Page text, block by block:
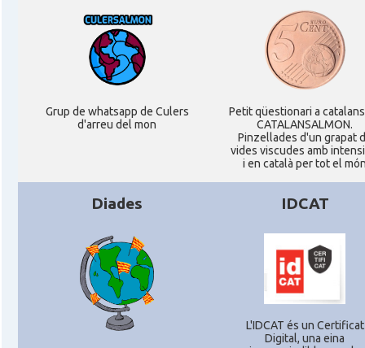
Casal Catalan Institute of America
Fundació Paulí Bellet
Casal North American Catalan Society (NACS)
ACCIÓ a Austin
Acció a New York
Acció ACCIÓ a Silicon Valley
Acció
Grup de whatsapp de Culers
d'arreu del mon
Petit qüestionari a
CATALANSALMON.
Pinzellades d'un grapat
vides viscudes amb
i en català per tot el
Diades IDCAT
L'IDCAT és un Certificat
Digital, una eina